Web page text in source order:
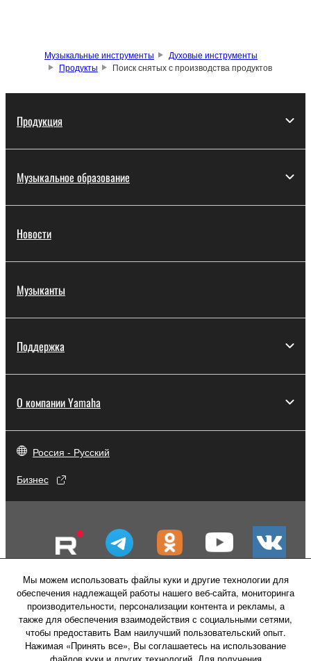
Музыкальные инструменты
Духовые инструменты
Продукты
Поиск снятых с производства продуктов
Продукция
Музыкальное образование
Новости
Музыканты
Поддержка
О компании Yamaha
Россия - Русский
Бизнес
Мы можем использовать файлы куки и другие технологии для
обеспечения надлежащей работы нашего веб-сайта, мониторинга
производительности, персонализации контента и рекламы, а
также для обеспечения взаимодействия с социальными сетями,
чтобы предоставить Вам наилучший пользовательский опыт.
Нажимая «Принять все», Вы соглашаетесь на использование